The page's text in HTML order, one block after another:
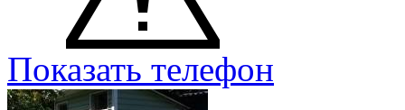
Показать телефон